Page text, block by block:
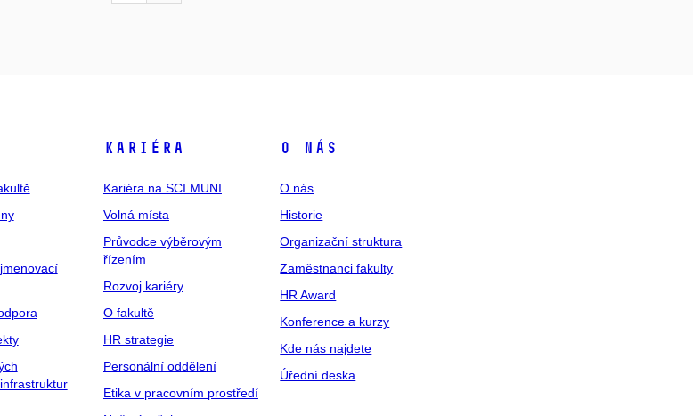
Kariéra
Kariéra na SCI MUNI
Volná místa
Průvodce výběrovým
řízením
Rozvoj kariéry
O fakultě
HR strategie
Personální oddělení
Etika v pracovním prostředí
O nás
O nás
Historie
Organizační struktura
Zaměstnanci fakulty
HR Award
Konference a kurzy
Kde nás najdete
Úřední deska